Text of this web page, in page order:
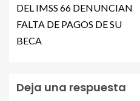
DEL IMSS 66 DENUNCIAN
FALTA DE PAGOS DE SU
BECA
Deja una respuesta